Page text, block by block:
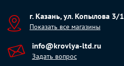
г. Казань, ул. Копылова 3/1
Показать все магазины
info@krovlya-ltd.ru
Задать вопрос